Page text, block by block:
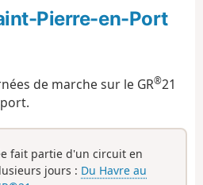
v
a
Pierre-en-Port
de marche sur le GR®21
fait partie d'un circuit en
jours : Du Havre au